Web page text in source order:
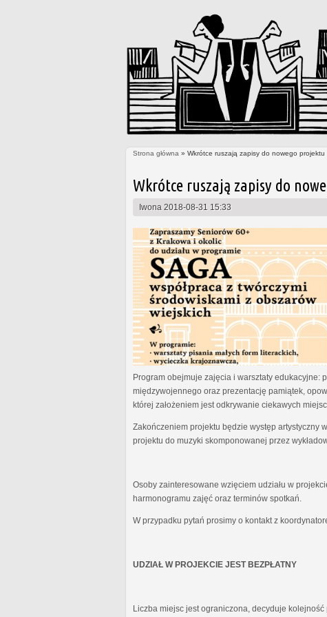
Strona główna » Wkrótce ruszają zapisy do nowego projektu
Wkrótce ruszają zapisy do
Iwona 2018-08-31 15:33
Program obejmuje zajęcia i warsztaty
międzywojennego oraz prezentację pamiątek,
której założeniem jest odkrywanie ciekawych miejsc
Zakończeniem projektu będzie występ artystyczny
projektu do muzyki skomponowanej przez
Osoby zainteresowane wzięciem udziału w
harmonogramu zajęć oraz terminów spotkań.
W przypadku pytań prosimy o kontakt z
UDZIAŁ W PROJEKCIE JEST BEZPŁATNY
Liczba miejsc jest ograniczona, decyduje kolejność